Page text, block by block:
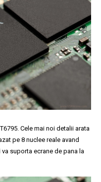
Cele mai noi detalii arata
pe 8 nuclee reale avand
suporta ecrane de pana la